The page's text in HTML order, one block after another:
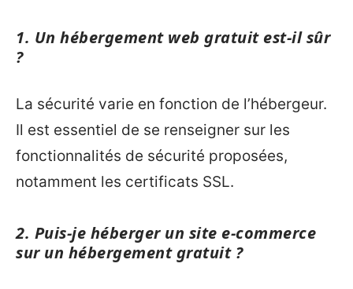
1. Un hébergement web gratuit est-il sûr
?
La sécurité varie en fonction de l’hébergeur.
Il est essentiel de se renseigner sur les
fonctionnalités de sécurité proposées,
notamment les certificats SSL.
2. Puis-je héberger un site e-commerce
sur un hébergement gratuit ?